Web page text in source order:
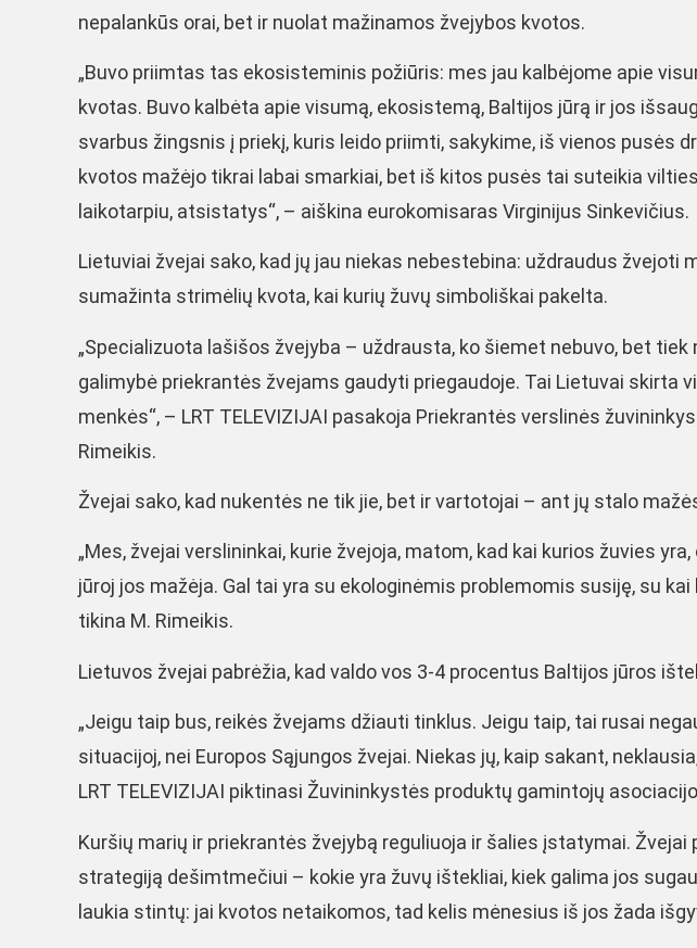
nepalankūs orai, bet ir nuolat mažinamos žvejybos kvotos.
„Buvo priimtas tas ekosisteminis požiūris: mes jau kalbėjome apie
kvotas. Buvo kalbėta apie visumą, ekosistemą, Baltijos jūrą ir jos
svarbus žingsnis į priekį, kuris leido priimti, sakykime, iš vienos pusės
kvotos mažėjo tikrai labai smarkiai, bet iš kitos pusės tai suteikia
laikotarpiu, atsistatys“, – aiškina eurokomisaras Virginijus Sinkevičius.
Lietuviai žvejai sako, kad jų jau niekas nebestebina: uždraudus žvejoti
sumažinta strimėlių kvota, kai kurių žuvų simboliškai pakelta.
„Specializuota lašišos žvejyba – uždrausta, ko šiemet nebuvo, bet
galimybė priekrantės žvejams gaudyti priegaudoje. Tai Lietuvai skirta
menkės“, – LRT TELEVIZIJAI pasakoja Priekrantės verslinės
Rimeikis.
Žvejai sako, kad nukentės ne tik jie, bet ir vartotojai – ant jų stalo
„Mes, žvejai verslininkai, kurie žvejoja, matom, kad kai kurios žuvies
jūroj jos mažėja. Gal tai yra su ekologinėmis problemomis susiję, su
tikina M. Rimeikis.
Lietuvos žvejai pabrėžia, kad valdo vos 3-4 procentus Baltijos jūros
„Jeigu taip bus, reikės žvejams džiauti tinklus. Jeigu taip, tai rusai
situacijoj, nei Europos Sąjungos žvejai. Niekas jų, kaip sakant,
LRT TELEVIZIJAI piktinasi Žuvininkystės produktų gamintojų
Kuršių marių ir priekrantės žvejybą reguliuoja ir šalies įstatymai.
strategiją dešimtmečiui – kokie yra žuvų ištekliai, kiek galima jos
laukia stintų: jai kvotos netaikomos, tad kelis mėnesius iš jos žada